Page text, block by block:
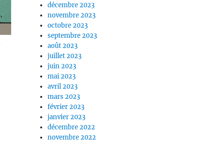
décembre 2023
novembre 2023
octobre 2023
septembre 2023
août 2023
juillet 2023
juin 2023
mai 2023
avril 2023
mars 2023
février 2023
janvier 2023
décembre 2022
novembre 2022